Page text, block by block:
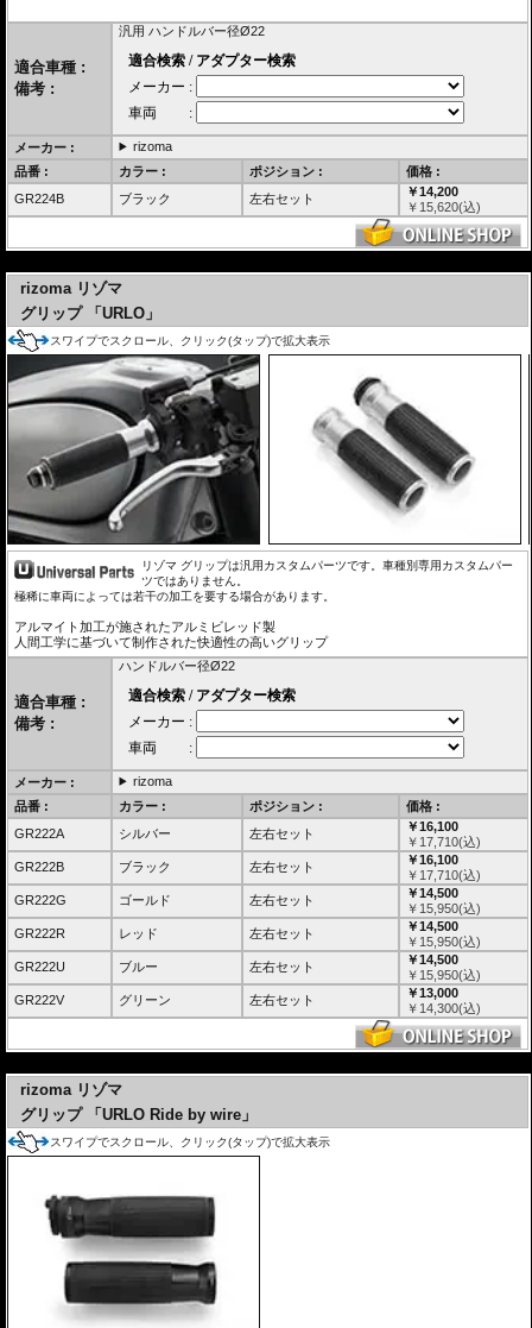
適合車種 :
備考 :
汎用 ハンドルバー径Ø22
メーカー :
rizoma
品番 :
カラー : ポジション :
価格 :
GR224B
ブラック 左右セット
￥14,200
￥ 15,620(込)
rizoma リゾマ
グリップ 「URLO」
スワイプでスクロール、クリック(タップ)で拡大表示
リゾマ グリップは汎用カスタムパーツです。車種別専用カスタムパー
ツではありません。
極稀に車両によっては若干の加工を要する場合があります。
アルマイト加工が施されたアルミビレッド製
人間工学に基づいて制作された快適性の高いグリップ
適合車種 :
備考 :
ハンドルバー径Ø22
メーカー :
rizoma
品番 :
カラー : ポジション :
価格 :
GR222A
シルバー 左右セット
￥16,100
￥ 17,710(込)
GR222B
ブラック 左右セット
￥16,100
￥ 17,710(込)
GR222G
ゴールド 左右セット
￥14,500
￥ 15,950(込)
GR222R
レッド 左右セット
￥14,500
￥ 15,950(込)
GR222U
ブルー 左右セット
￥14,500
￥ 15,950(込)
GR222V
グリーン 左右セット
￥13,000
￥ 14,300(込)
rizoma リゾマ
グリップ 「URLO Ride by wire」
スワイプでスクロール、クリック(タップ)で拡大表示